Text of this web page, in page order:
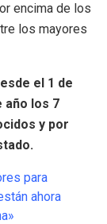
encima de los
los mayores
el 1 de
año los 7
y por
para
ahora